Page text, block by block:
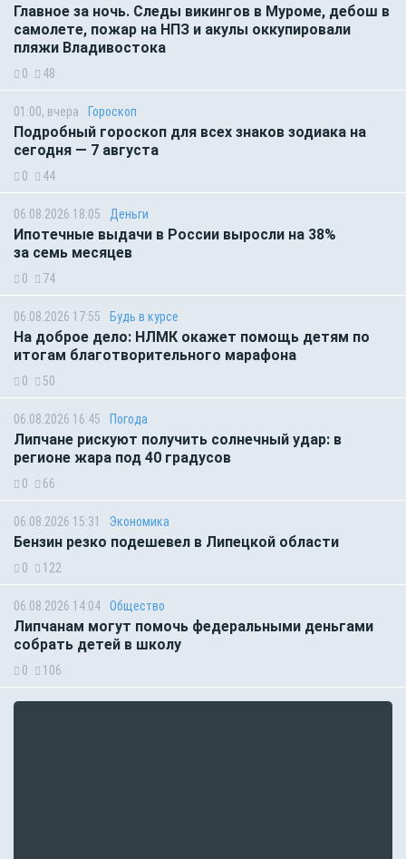
Главное за ночь. Следы викингов в Муроме, дебош в
самолете, пожар на НПЗ и акулы оккупировали
пляжи Владивостока
0 48
01:00, вчера Гороскоп
Подробный гороскоп для всех знаков зодиака на
сегодня — 7 августа
0 44
06.08.2026 18:05 Деньги
Ипотечные выдачи в России выросли на 38%
за семь месяцев
0 74
06.08.2026 17:55 Будь в курсе
На доброе дело: НЛМК окажет помощь детям по
итогам благотворительного марафона
0 50
06.08.2026 16:45 Погода
Липчане рискуют получить солнечный удар: в
регионе жара под 40 градусов
0 66
06.08.2026 15:31 Экономика
Бензин резко подешевел в Липецкой области
0 122
06.08.2026 14:04 Общество
Липчанам могут помочь федеральными деньгами
собрать детей в школу
0 106